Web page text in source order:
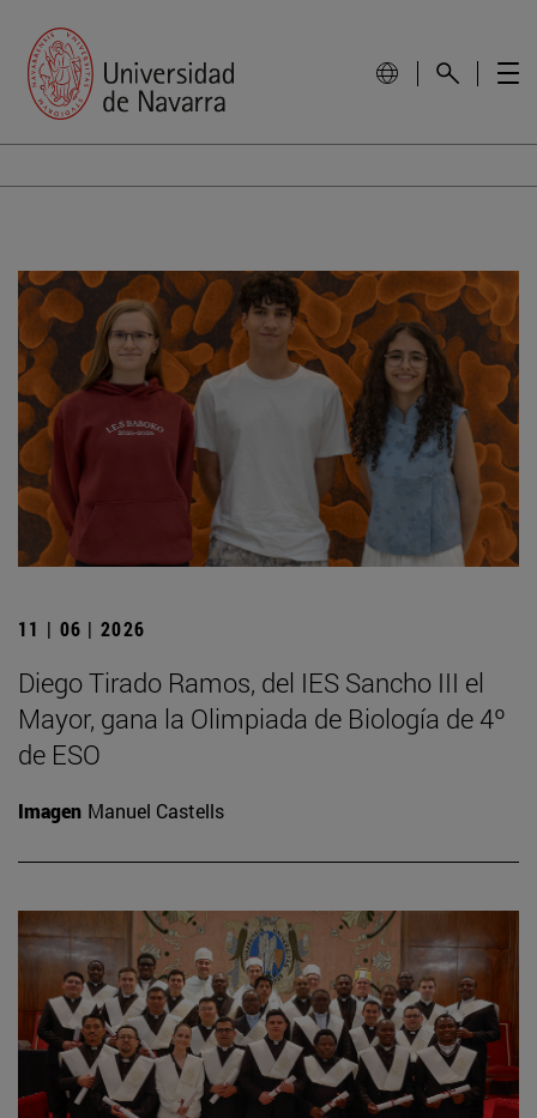
11 | 06 | 2026
Diego Tirado Ramos, del IES Sancho III el
Mayor, gana la Olimpiada de Biología de 4º
de ESO
Imagen Manuel Castells